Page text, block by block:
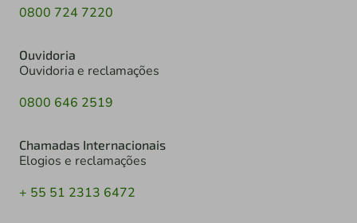
0800 724 7220
Ouvidoria
Ouvidoria e reclamações
0800 646 2519
Chamadas Internacionais
Elogios e reclamações
+ 55 51 2313 6472